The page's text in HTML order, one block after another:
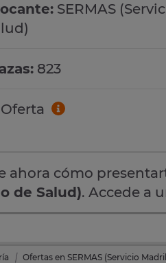
SERMAS
823
Oferta
ahora cómo
de Salud). Accede a
Ofertas en SERMAS (Servicio